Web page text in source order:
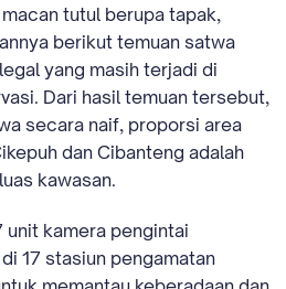
tutul berupa tapak,
berikut temuan satwa
yang masih terjadi di
Dari hasil temuan tersebut,
secara naif, proporsi area
dan Cibanteng adalah
kawasan.
unit kamera pengintai
17 stasiun pengamatan